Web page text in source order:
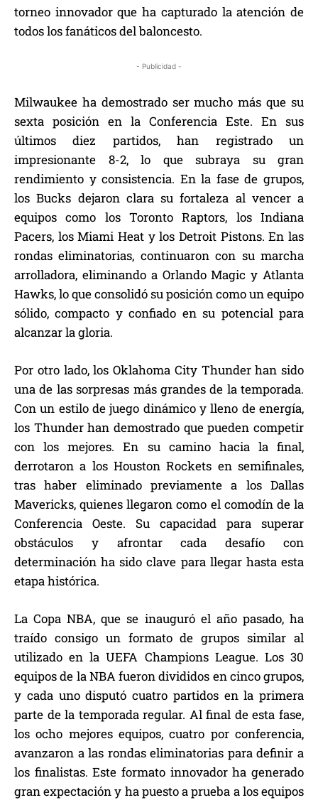
torneo innovador que ha capturado la atención de
todos los fanáticos del baloncesto.
- Publicidad -
Milwaukee ha demostrado ser mucho más que su
sexta posición en la Conferencia Este. En sus
últimos diez partidos, han registrado un
impresionante 8-2, lo que subraya su gran
rendimiento y consistencia. En la fase de grupos,
los Bucks dejaron clara su fortaleza al vencer a
equipos como los Toronto Raptors, los Indiana
Pacers, los Miami Heat y los Detroit Pistons. En las
rondas eliminatorias, continuaron con su marcha
arrolladora, eliminando a Orlando Magic y Atlanta
Hawks, lo que consolidó su posición como un equipo
sólido, compacto y confiado en su potencial para
alcanzar la gloria.
Por otro lado, los Oklahoma City Thunder han sido
una de las sorpresas más grandes de la temporada.
Con un estilo de juego dinámico y lleno de energía,
los Thunder han demostrado que pueden competir
con los mejores. En su camino hacia la final,
derrotaron a los Houston Rockets en semifinales,
tras haber eliminado previamente a los Dallas
Mavericks, quienes llegaron como el comodín de la
Conferencia Oeste. Su capacidad para superar
obstáculos y afrontar cada desafío con
determinación ha sido clave para llegar hasta esta
etapa histórica.
La Copa NBA, que se inauguró el año pasado, ha
traído consigo un formato de grupos similar al
utilizado en la UEFA Champions League. Los 30
equipos de la NBA fueron divididos en cinco grupos,
y cada uno disputó cuatro partidos en la primera
parte de la temporada regular. Al final de esta fase,
los ocho mejores equipos, cuatro por conferencia,
avanzaron a las rondas eliminatorias para definir a
los finalistas. Este formato innovador ha generado
gran expectación y ha puesto a prueba a los equipos